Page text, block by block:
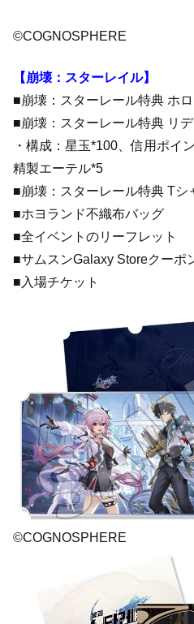
©COGNOSPHERE
【崩壊：スターレイル】
■崩壊：スターレール特典 ホ
■崩壊：スターレール特典 リ
・構成：星玉*100、信用ポイ
精製エーテル*5
■崩壊：スターレール特典 Tシ
■ホヨランド不織布バッグ
■全イベントのリーフレット
■サムスンGalaxy Storeクーポ
■入場チケット
©COGNOSPHERE